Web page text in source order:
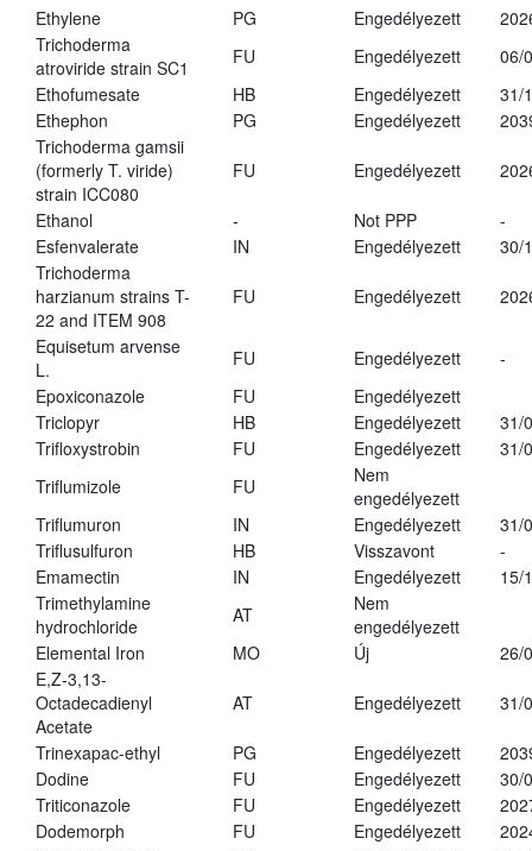
Ethylene PG Engedélyezett
Trichoderma
atroviride strain SC1
FU Engedélyezett
06/
Ethofumesate
HB Engedélyezett
31/
Ethephon
PG Engedélyezett
Trichoderma gamsii
(formerly T. viride)
strain ICC080
FU Engedélyezett
Ethanol - Not PPP
-
Esfenvalerate
IN Engedélyezett
30/
Trichoderma
harzianum strains T-
22 and ITEM 908
FU Engedélyezett
Equisetum arvense
L.
FU Engedélyezett
-
Epoxiconazole
FU
Engedélyezett
Triclopyr
HB Engedélyezett
31/
Trifloxystrobin
FU Engedélyezett
31/
Triflumizole
FU
Nem
engedélyezett
Triflumuron
IN Engedélyezett
31/
Triflusulfuron
HB Visszavont
-
Emamectin
IN Engedélyezett
15/
Trimethylamine
hydrochloride
AT
Nem
engedélyezett
Elemental Iron
MO Új
26/
E,Z-3,13-
Octadecadienyl
Acetate
AT Engedélyezett 31/
Trinexapac-ethyl PG Engedélyezett
Dodine
FU Engedélyezett
30/
Triticonazole
FU Engedélyezett
Dodemorph
FU Engedélyezett